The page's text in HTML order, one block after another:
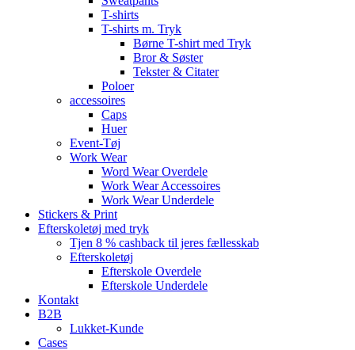
T-shirts
T-shirts m. Tryk
Børne T-shirt med Tryk
Bror & Søster
Tekster & Citater
Poloer
accessoires
Caps
Huer
Event-Tøj
Work Wear
Word Wear Overdele
Work Wear Accessoires
Work Wear Underdele
Stickers & Print
Efterskoletøj med tryk
Tjen 8 % cashback til jeres fællesskab
Efterskoletøj
Efterskole Overdele
Efterskole Underdele
Kontakt
B2B
Lukket-Kunde
Cases